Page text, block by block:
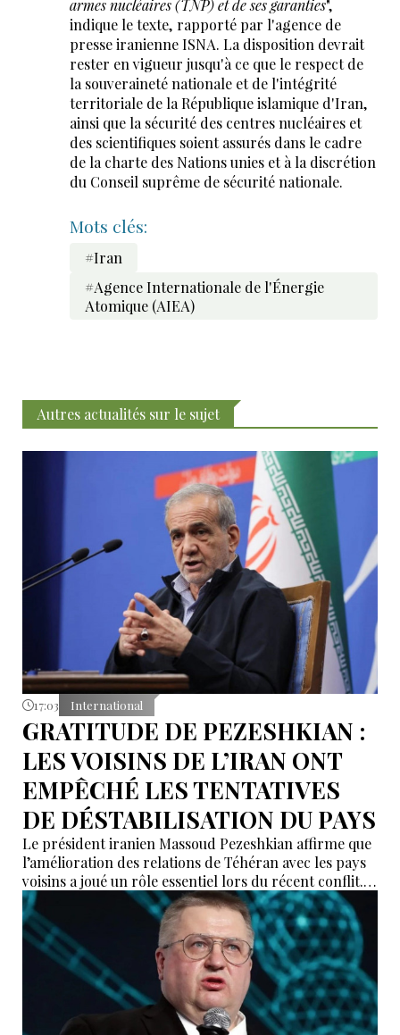
armes nucléaires (TNP) et de ses garanties",
indique le texte, rapporté par l'agence de
presse iranienne ISNA. La disposition devrait
rester en vigueur jusqu'à ce que le respect de
la souveraineté nationale et de l'intégrité
territoriale de la République islamique d'Iran,
ainsi que la sécurité des centres nucléaires et
des scientifiques soient assurés dans le cadre
de la charte des Nations unies et à la discrétion
du Conseil suprême de sécurité nationale.
Mots clés:
#Iran
#Agence Internationale de l'Énergie
Atomique (AIEA)
Autres actualités sur le sujet
17:03 International
GRATITUDE DE PEZESHKIAN :
LES VOISINS DE L’IRAN ONT
EMPÊCHÉ LES TENTATIVES
DE DÉSTABILISATION DU PAYS
Le président iranien Massoud Pezeshkian affirme que
l’amélioration des relations de Téhéran avec les pays
voisins a joué un rôle essentiel lors du récent conflit.
Selon lui, les États de la région auraient empêché des
tentatives d’infiltration et de troubles aux frontières
nord-ouest et sud-est de l’Iran.